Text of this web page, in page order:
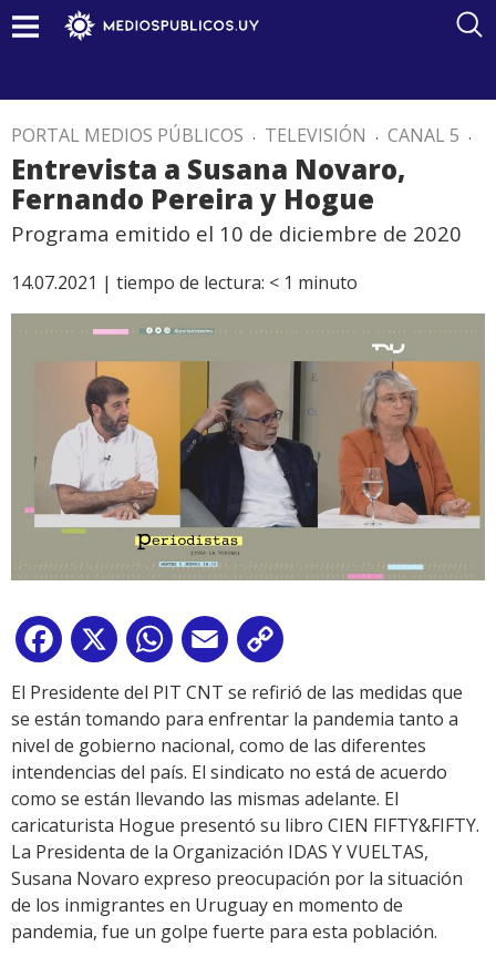
PORTAL MEDIOS PÚBLICOS . TELEVISIÓN . CANAL 5 .
Entrevista a Susana Novaro,
Fernando Pereira y Hogue
Programa emitido el 10 de diciembre de 2020
14.07.2021 | tiempo de lectura: < 1 minuto
Facebook
X WhatsApp
Email
Link
El Presidente del PIT CNT se refirió de las medidas que
se están tomando para enfrentar la pandemia tanto a
nivel de gobierno nacional, como de las diferentes
intendencias del país. El sindicato no está de acuerdo
como se están llevando las mismas adelante. El
caricaturista Hogue presentó su libro CIEN FIFTY&FIFTY.
La Presidenta de la Organización IDAS Y VUELTAS,
Susana Novaro expreso preocupación por la situación
de los inmigrantes en Uruguay en momento de
pandemia, fue un golpe fuerte para esta población.